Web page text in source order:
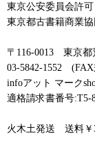
東京公安委員会許
東京都古書籍商業
〒116-0013 東京
03-5842-1552 (FAX
infoアット マーク
適格請求書番号:T5-
火木土発送 送料￥